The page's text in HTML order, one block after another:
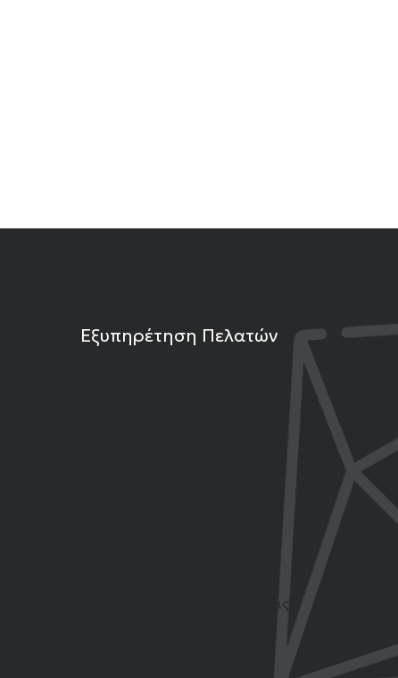
Εξυπηρέτηση Πελατών
Όροι Χρήσης και Προϋποθέσεις